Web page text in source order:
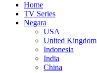
Home
TV Series
Negara
USA
United Kingdom
Indonesia
India
China